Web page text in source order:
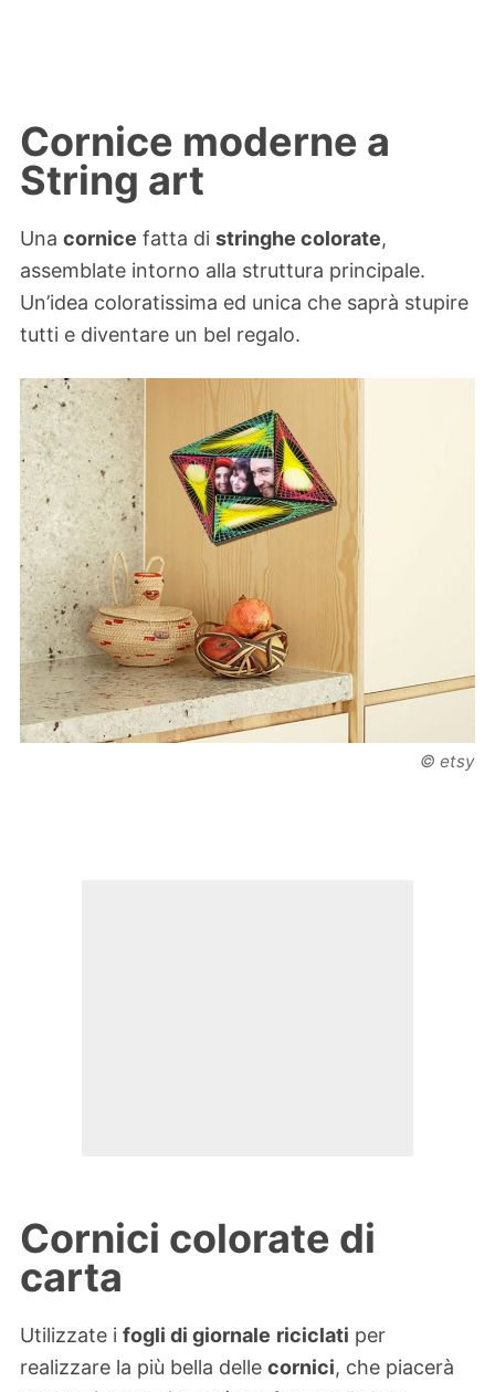
Cornice moderne a
String art
Una cornice fatta di stringhe colorate,
assemblate intorno alla struttura principale.
Un’idea coloratissima ed unica che saprà stupire
tutti e diventare un bel regalo.
© etsy
Cornici colorate di
carta
Utilizzate i fogli di giornale riciclati per
realizzare la più bella delle cornici, che piacerà